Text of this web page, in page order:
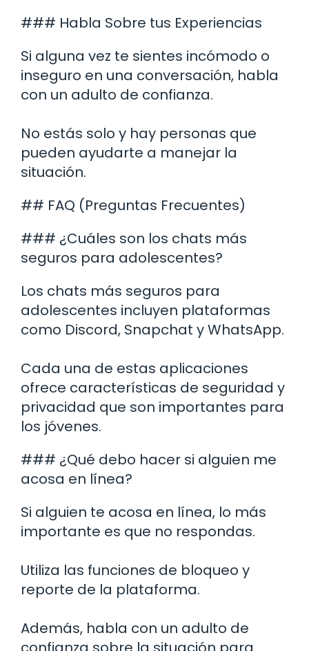
### Habla Sobre tus Experiencias
Si alguna vez te sientes incómodo o
inseguro en una conversación, habla
con un adulto de confianza.
No estás solo y hay personas que
pueden ayudarte a manejar la
situación.
## FAQ (Preguntas Frecuentes)
### ¿Cuáles son los chats más
seguros para adolescentes?
Los chats más seguros para
adolescentes incluyen plataformas
como Discord, Snapchat y WhatsApp.
Cada una de estas aplicaciones
ofrece características de seguridad y
privacidad que son importantes para
los jóvenes.
### ¿Qué debo hacer si alguien me
acosa en línea?
Si alguien te acosa en línea, lo más
importante es que no respondas.
Utiliza las funciones de bloqueo y
reporte de la plataforma.
Además, habla con un adulto de